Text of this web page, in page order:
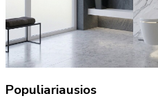
Populiariausios